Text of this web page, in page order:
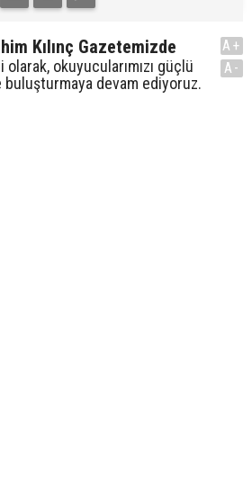
Kılınç Gazetemizde
okuyucularımızı güçlü
devam ediyoruz.
A+
A-